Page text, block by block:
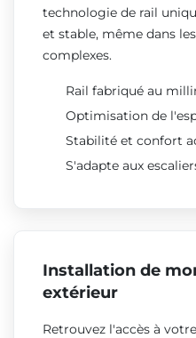
technologie de rail
et stable, même dans
complexes.
Rail fabriqué au
Optimisation de
Stabilité et confort
S'adapte aux
Installation de
extérieur
Retrouvez l'accès à